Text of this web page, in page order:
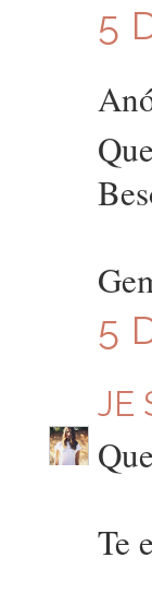
5
5
JE
Te